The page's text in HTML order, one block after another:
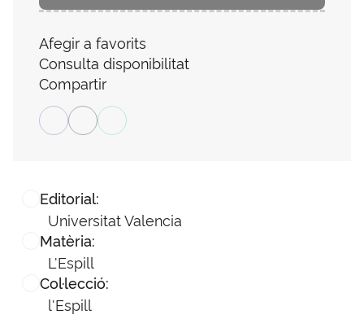
Editorial:
Universitat Valencia
Matèria:
L'Espill
Col·lecció:
l'Espill
Afegir a favorits
Consulta disponibilitat
Compartir